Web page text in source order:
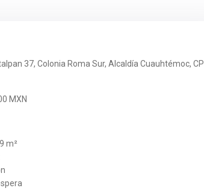
37, Colonia Roma Sur, Alcaldía Cuauhtémoc, CP
MXN
m²